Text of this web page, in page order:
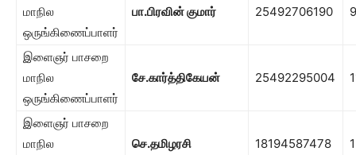
மாநில
ஒருங்கிணைப்பாளர்
பா.பிரவின் குமார் 25492706190
இளைஞர் பாசறை
மாநில
ஒருங்கிணைப்பாளர்
சே.கார்த்திகேயன் 25492295004
இளைஞர் பாசறை
மாநில
செ.தமிழரசி 18194587478